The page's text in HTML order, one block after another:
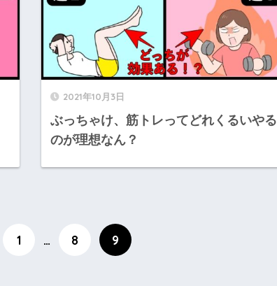
2021年10月3日
ぶっちゃけ、筋トレってどれくるいやる
のが理想なん？
1 … 8 9